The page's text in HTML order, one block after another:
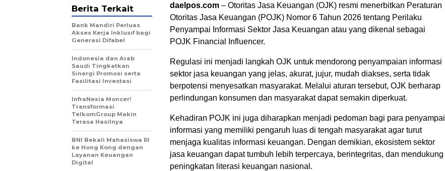
daelpos.com – Otoritas Jasa Keuangan (OJK) resmi menerbitkan Peraturan
Otoritas Jasa Keuangan (POJK) Nomor 6 Tahun 2026 tentang Perilaku
Penyampai Informasi Sektor Jasa Keuangan atau yang dikenal sebagai
POJK Financial Influencer.
Regulasi ini menjadi langkah OJK untuk mendorong penyampaian informasi
sektor jasa keuangan yang jelas, akurat, jujur, mudah diakses, serta tidak
berpotensi menyesatkan masyarakat. Melalui aturan tersebut, OJK berharap
perlindungan konsumen dan masyarakat dapat semakin diperkuat.
Kehadiran POJK ini juga diharapkan menjadi pedoman bagi para penyampai
informasi yang memiliki pengaruh luas di tengah masyarakat agar turut
menjaga kualitas informasi keuangan. Dengan demikian, ekosistem sektor
jasa keuangan dapat tumbuh lebih terpercaya, berintegritas, dan mendukung
peningkatan literasi keuangan nasional.
Berita Terkait
Bank Mandiri Perluas
Akses Kerja Inklusif bagi
Generasi Difabel
Indonesia dan Arab
Saudi Tingkatkan
Sinergi Promosi serta
Fasilitasi Investasi
InfraNexia Moncer!
Transformasi
TelkomGroup Makin
Terasa Hasilnya
BNI Bekali Mahasiswa RI
ke Hong Kong dengan
Layanan Keuangan
Digital